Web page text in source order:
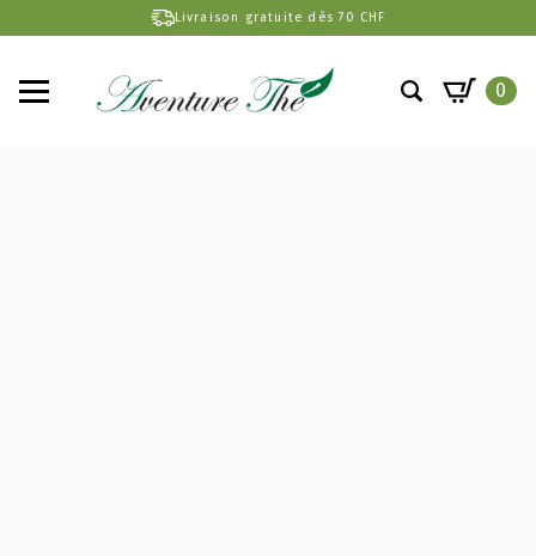
Livraison gratuite dès 70 CHF
0